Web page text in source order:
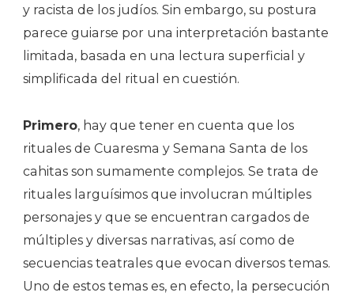
y racista de los judíos. Sin embargo, su postura
parece guiarse por una interpretación bastante
limitada, basada en una lectura superficial y
simplificada del ritual en cuestión.
Primero, hay que tener en cuenta que los
rituales de Cuaresma y Semana Santa de los
cahitas son sumamente complejos. Se trata de
rituales larguísimos que involucran múltiples
personajes y que se encuentran cargados de
múltiples y diversas narrativas, así como de
secuencias teatrales que evocan diversos temas.
Uno de estos temas es, en efecto, la persecución